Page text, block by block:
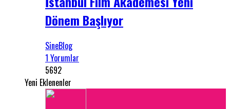
Dönem Başlıyor
SineBlog
1 Yorumlar
5692
Yeni Eklenenler